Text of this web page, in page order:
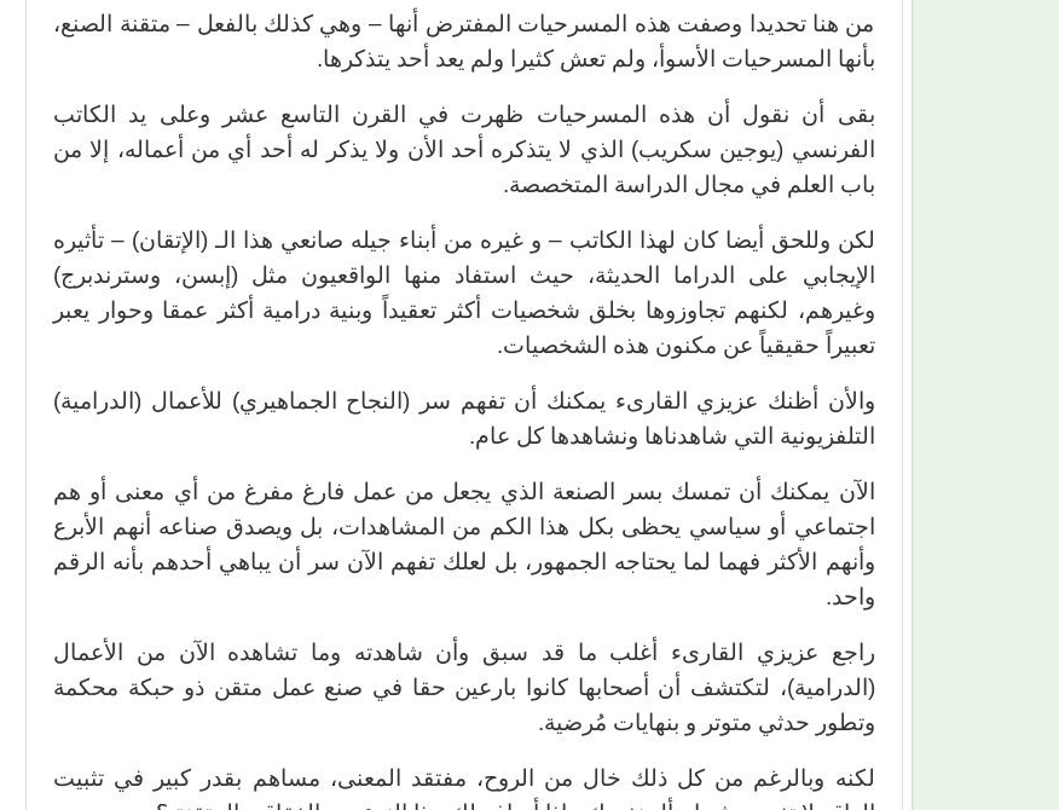
من هنا تحديدا وصفت هذه المسرحيات المفترض أنها – وهي كذلك بالفعل – متقنة الصنع،
بأنها المسرحيات الأسوأ، ولم تعش كثيرا ولم يعد أحد يتذكرها.
بقى أن نقول أن هذه المسرحيات ظهرت في القرن التاسع عشر وعلى يد الكاتب
الفرنسي (يوجين سكريب) الذي لا يتذكره أحد الأن ولا يذكر له أحد أي من أعماله، إلا من
باب العلم في مجال الدراسة المتخصصة.
لكن وللحق أيضا كان لهذا الكاتب – و غيره من أبناء جيله صانعي هذا الـ (الإتقان) – تأثيره
الإيجابي على الدراما الحديثة، حيث استفاد منها الواقعيون مثل (إبسن، وسترندبرج)
وغيرهم، لكنهم تجاوزوها بخلق شخصيات أكثر تعقيداً وبنية درامية أكثر عمقا وحوار يعبر
تعبيراً حقيقياً عن مكنون هذه الشخصيات.
والأن أظنك عزيزي القارىء يمكنك أن تفهم سر (النجاح الجماهيري) للأعمال (الدرامية)
التلفزيونية التي شاهدناها ونشاهدها كل عام.
الآن يمكنك أن تمسك بسر الصنعة الذي يجعل من عمل فارغ مفرغ من أي معنى أو هم
اجتماعي أو سياسي يحظى بكل هذا الكم من المشاهدات، بل ويصدق صناعه أنهم الأبرع
وأنهم الأكثر فهما لما يحتاجه الجمهور، بل لعلك تفهم الآن سر أن يباهي أحدهم بأنه الرقم
واحد.
راجع عزيزي القارىء أغلب ما قد سبق وأن شاهدته وما تشاهده الآن من الأعمال
(الدرامية)، لتكتشف أن أصحابها كانوا بارعين حقا في صنع عمل متقن ذو حبكة محكمة
وتطور حدثي متوتر و بنهايات مُرضية.
لكنه وبالرغم من كل ذلك خال من الروح، مفتقد المعنى، مساهم بقدر كبير في تثبيت